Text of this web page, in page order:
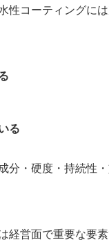
コーティングには
る
・硬度・持続性・
営面で重要な要素